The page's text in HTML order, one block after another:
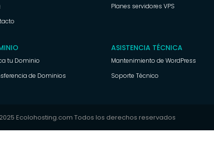
Planes servidores VPS
tu Dominio
de Dominios
ASISTENCIA TÉCNICA
Mantenimiento de WordPress
Soporte Técnico
Ecolohosting.com Todos los derechos reservados